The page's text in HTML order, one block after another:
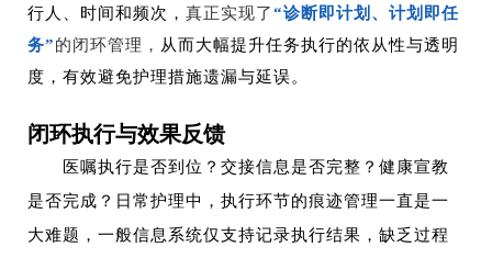
行人、时间和频次， 真正实现了“诊断即计划、计划即任
务”的闭环管理， 从而大幅提升任务执行的依从性与透明
度，有效避免护理措施遗漏与延误。
闭环执行与效果反馈
医嘱执行是否到位？交接信息是否完整？健康宣教
是否完成？日常护理中，执行环节的痕迹管理一直是一
大难题， 一般信息系统仅支持记录执行结果，缺乏过程